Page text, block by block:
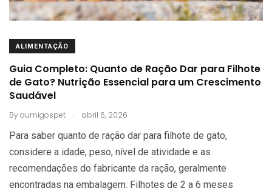
ALIMENTAÇÃO
Guia Completo: Quanto de Ração Dar para Filhote
de Gato? Nutrição Essencial para um Crescimento
Saudável
Byaumigospet . abril 6, 2026
Para saber quanto de ração dar para filhote de gato,
considere a idade, peso, nível de atividade e as
recomendações do fabricante da ração, geralmente
encontradas na embalagem. Filhotes de 2 a 6 meses